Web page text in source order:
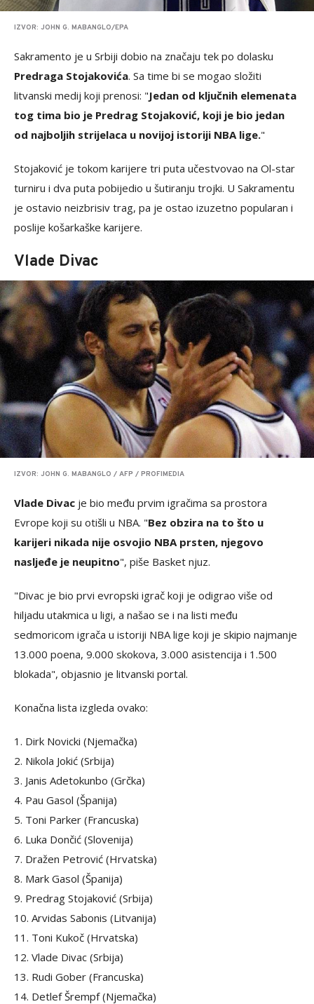
IZVOR: JOHN G. MABANGLO/EPA
Sakramento je u Srbiji dobio na značaju tek po dolasku
Predraga Stojakovića. Sa time bi se mogao složiti
litvanski medij koji prenosi: "Jedan od ključnih elemenata
tog tima bio je Predrag Stojaković, koji je bio jedan
od najboljih strijelaca u novijoj istoriji NBA lige."
Stojaković je tokom karijere tri puta učestvovao na Ol-star
turniru i dva puta pobijedio u šutiranju trojki. U Sakramentu
je ostavio neizbrisiv trag, pa je ostao izuzetno popularan i
poslije košarkaške karijere.
Vlade Divac
IZVOR: JOHN G. MABANGLO / AFP / PROFIMEDIA
Vlade Divac je bio među prvim igračima sa prostora
Evrope koji su otišli u NBA. "Bez obzira na to što u
karijeri nikada nije osvojio NBA prsten, njegovo
nasljeđe je neupitno", piše Basket njuz.
"Divac je bio prvi evropski igrač koji je odigrao više od
hiljadu utakmica u ligi, a našao se i na listi među
sedmoricom igrača u istoriji NBA lige koji je skipio najmanje
13.000 poena, 9.000 skokova, 3.000 asistencija i 1.500
blokada", objasnio je litvanski portal.
Konačna lista izgleda ovako:
1. Dirk Novicki (Njemačka)
2. Nikola Jokić (Srbija)
3. Janis Adetokunbo (Grčka)
4. Pau Gasol (Španija)
5. Toni Parker (Francuska)
6. Luka Dončić (Slovenija)
7. Dražen Petrović (Hrvatska)
8. Mark Gasol (Španija)
9. Predrag Stojaković (Srbija)
10. Arvidas Sabonis (Litvanija)
11. Toni Kukoč (Hrvatska)
12. Vlade Divac (Srbija)
13. Rudi Gober (Francuska)
14. Detlef Šrempf (Njemačka)